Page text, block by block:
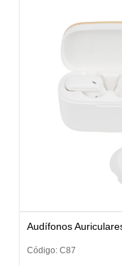
Audífonos
Código: C87